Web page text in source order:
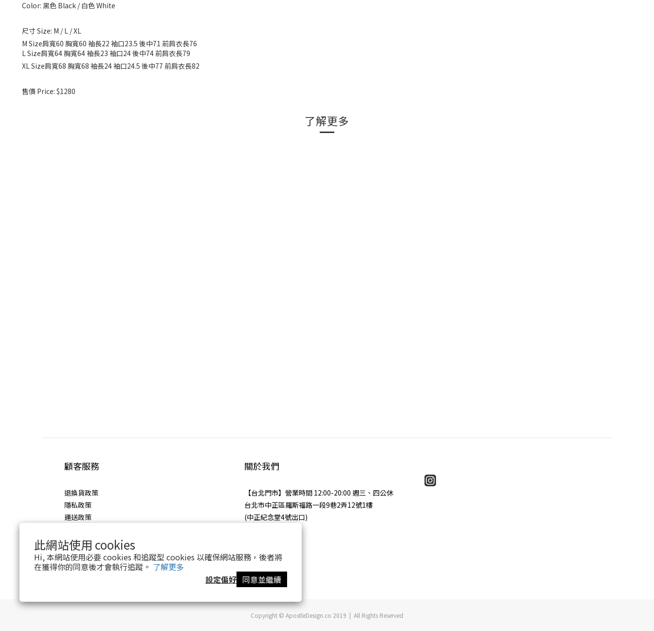
此網站使用 cookies
Hi, 本網站使用必要 cookies 和追蹤型 cookies 以確保網站服務，後者將
在獲得你的同意後才會執行追蹤。 了解更多
設定偏好 同意並繼續
Color: 黑色 Black / 白色 White
尺寸 Size: M / L / XL
M Size肩寬60 胸寬60 袖長22 袖口23.5 後中71 前肩衣長76
L Size肩寬64 胸寬64 袖長23 袖口24 後中74 前肩衣長79
XL Size肩寬68 胸寬68 袖長24 袖口24.5 後中77 前肩衣長82
售價 Price: $1280
了解更多
顧客服務
退換貨政策
隱私政策
運送政策
關於我們
【台北門市】營業時間 12:00-20:00 週三、四公休
台北市中正區羅斯福路一段9巷2弄12號1樓
(中正紀念堂4號出口)
Copyright © ApostleDesign.co 2019 | All Rights Reserved